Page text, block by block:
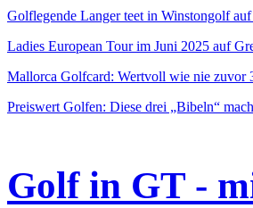
Golflegende Langer teet in Winstongolf
Ladies European Tour im Juni 2025 auf
Mallorca Golfcard: Wertvoll wie nie zuvor
Preiswert Golfen: Diese drei „Bibeln“
Golf in GT -